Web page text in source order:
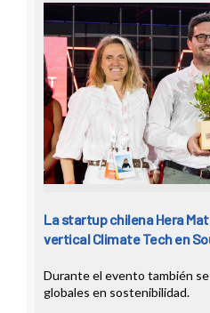
La startup chilena Hera
vertical Climate Tech en
Durante el evento también
globales en sostenibilidad.